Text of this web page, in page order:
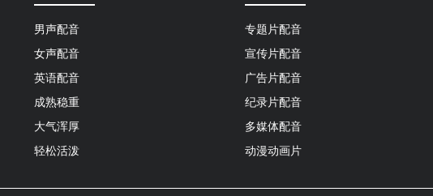
男声配音
女声配音
英语配音
成熟稳重
大气浑厚
轻松活泼
专题片配音
宣传片配音
广告片配音
纪录片配音
多媒体配音
动漫动画片